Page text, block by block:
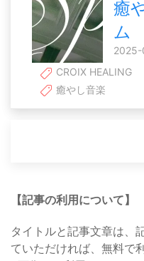
癒
ム
2025-
CROIX HEALING
癒やし音楽
【記事の利用について】
タイトルと記事文章は、
ていただければ、無料で